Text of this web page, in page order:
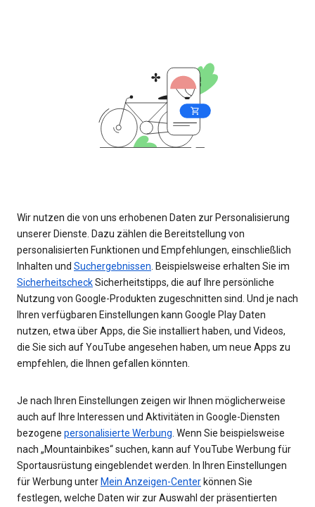
Wir nutzen die von uns erhobenen Daten zur Personalisierung
unserer Dienste. Dazu zählen die Bereitstellung von
personalisierten Funktionen und Empfehlungen, einschließlich
Inhalten und Suchergebnissen . Beispielsweise erhalten Sie im
SicherheitscheckSicherheitstipps, die auf Ihre persönliche
Nutzung von Google-Produkten zugeschnitten sind. Und je nach
Ihren verfügbaren Einstellungen kann Google Play Daten
nutzen, etwa über Apps, die Sie installiert haben, und Videos,
die Sie sich auf YouTube angesehen haben, um neue Apps zu
empfehlen, die Ihnen gefallen könnten.
Je nach Ihren Einstellungen zeigen wir Ihnen möglicherweise
auch auf Ihre Interessen und Aktivitäten in Google-Diensten
bezogene personalisierte Werbung . Wenn Sie beispielsweise
nach „Mountainbikes“ suchen, kann auf YouTube Werbung für
Sportausrüstung eingeblendet werden. In Ihren Einstellungen
für Werbung unterMein Anzeigen-Centerkönnen Sie
festlegen, welche Daten wir zur Auswahl der präsentierten